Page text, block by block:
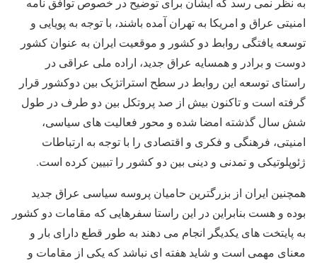
امنیتی عراق و امریکا به تهران آمده باشند، با توجه به پویایی و
توسعه یافتگی روابط دو کشور و موقعیت ایران به عنوان کشور
دوست و برادر و همسایه عراق جدید، اراده ملی عراقی در
راستای توسعه این روابط در سطح استراتژیک بین دوکشور قرار
گرفته است و تاکنون بیش از صد پروتکل بین دو طرف در طول
شش سال گذشته امضا شده و محور فعالیت های سیاسی،
امنیتی، فرهنگی و فکری و اقتصادی را با توجه به ارتباطات
ژئوپلوتیکی و تمدنی و دینی بین دو کشور را تبیین کرده است.
همچنین ایران از بزرگترین حامیان پروسه سیاسی عراق جدید
بوده و هست بنابراین در این راستا سفرهایی که مقامات دو کشور
به پایتخت های یکدیگر انجام می دهند به طور قطع دارای بار و
معنای مهمی است و شاید هفته ای نباشد که یکی از مقامات و